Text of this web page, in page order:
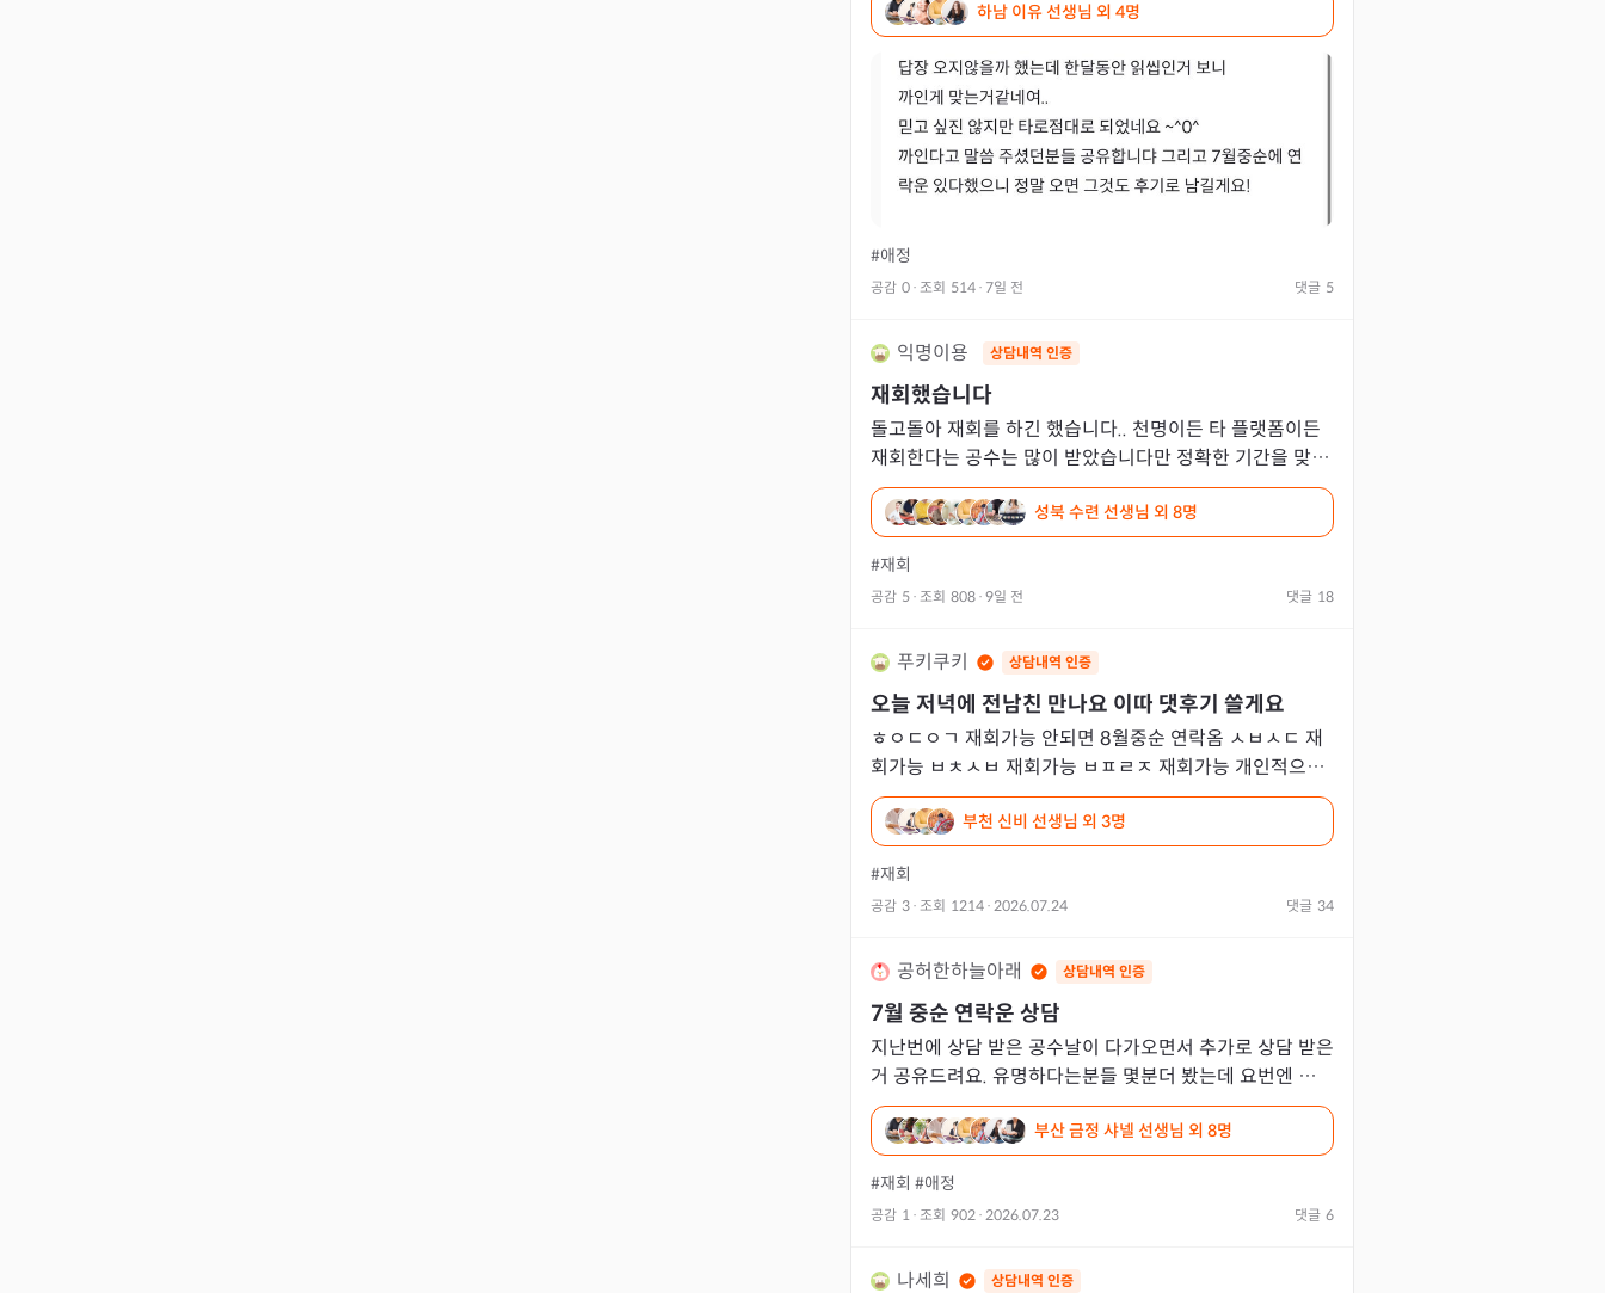
하남 이유 선생님 외 4명
#애정
공감 0 · 조회 514 · 7일 전 댓글 5
익명이용 상담내역 인증
재회했습니다
돌고돌아 재회를 하긴 했습니다.. 천명이든 타 플랫폼이든
재회한다는 공수는 많이 받았습니다만 정확한 기간을 맞힌
쌤은 한 분도 안 계시네요 ..ㅋㅋ 당시에는 비방과 초기도까
지 할
성북 수련 선생님 외 8명
#재회
공감 5 · 조회 808 · 9일 전 댓글 18
푸키쿠키 상담내역 인증
오늘 저녁에 전남친 만나요 이따 댓후기 쓸게요
ㅎㅇㄷㅇㄱ 재회가능 안되면 8월중순 연락옴 ㅅㅂㅅㄷ 재
회가능 ㅂㅊㅅㅂ 재회가능 ㅂㅍㄹㅈ 재회가능 개인적으로
동네에서 본 신점도 재회가능이라 하심 넘넘 간절하네요..
🥺
부천 신비 선생님 외 3명
#재회
공감 3 · 조회 1214 · 2026.07.24 댓글 34
공허한하늘아래 상담내역 인증
7월 중순 연락운 상담
지난번에 상담 받은 공수날이 다가오면서 추가로 상담 받은
거 공유드려요. 유명하다는분들 몇분더 봤는데 요번엔 말씀
하시는게 다 다르네요. ㅎㅇㄷㅇㄱ 다른여자한테 눈돌아감.
마음이
부산 금정 샤넬 선생님 외 8명
#재회 #애정
공감 1 · 조회 902 · 2026.07.23 댓글 6
나세희 상담내역 인증